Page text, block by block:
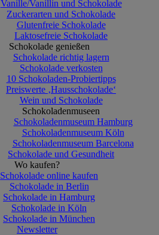
Vanille/Vanillin und Schokolade
Zuckerarten und Schokolade
Glutenfreie Schokolade
Laktosefreie Schokolade
Schokolade genießen
Schokolade richtig lagern
Schokolade verkosten
10 Schokoladen-Probiertipps
Preiswerte ‚Hausschokolade‘
Wein und Schokolade
Schokoladenmuseen
Schokoladenmuseum Hamburg
Schokoladenmuseum Köln
Schokoladenmuseum Barcelona
Schokolade und Gesundheit
Wo kaufen?
Schokolade online kaufen
Schokolade in Berlin
Schokolade in Hamburg
Schokolade in Köln
Schokolade in München
Newsletter